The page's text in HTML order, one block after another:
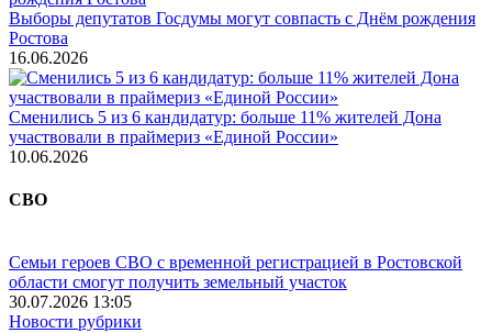
Выборы депутатов Госдумы могут совпасть с Днём рождения
Ростова
16.06.2026
Сменились 5 из 6 кандидатур: больше 11% жителей Дона
участвовали в праймериз «Единой России»
10.06.2026
СВО
Семьи героев СВО с временной регистрацией в Ростовской
области смогут получить земельный участок
30.07.2026 13:05
Новости рубрики